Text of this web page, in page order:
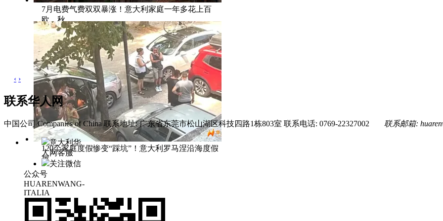
7月电费气费双双暴涨！意大利家庭一年多花上百
欧，秋
120个家庭度假惨变“踩坑”！意大利罗马涅沿海度假
屋
‹ ›
联系华人网
中国公司 Companies of China 联系地址: 广东省东莞市松山湖区科技四路1栋803室 联系电话: 0769-22327002 联系邮箱:
意大利华
人网客服
关注微信
公众号
HUARENWANG-
ITALIA